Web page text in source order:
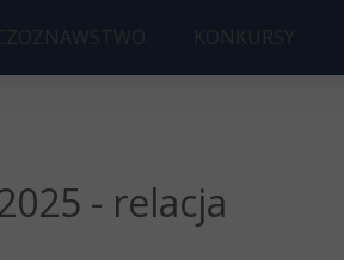
- relacja
KONKURSY